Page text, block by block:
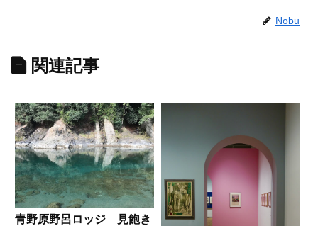
Nobu
関連記事
青野原野呂ロッジ 見飽き